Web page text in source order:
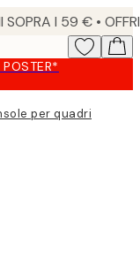
per quadri